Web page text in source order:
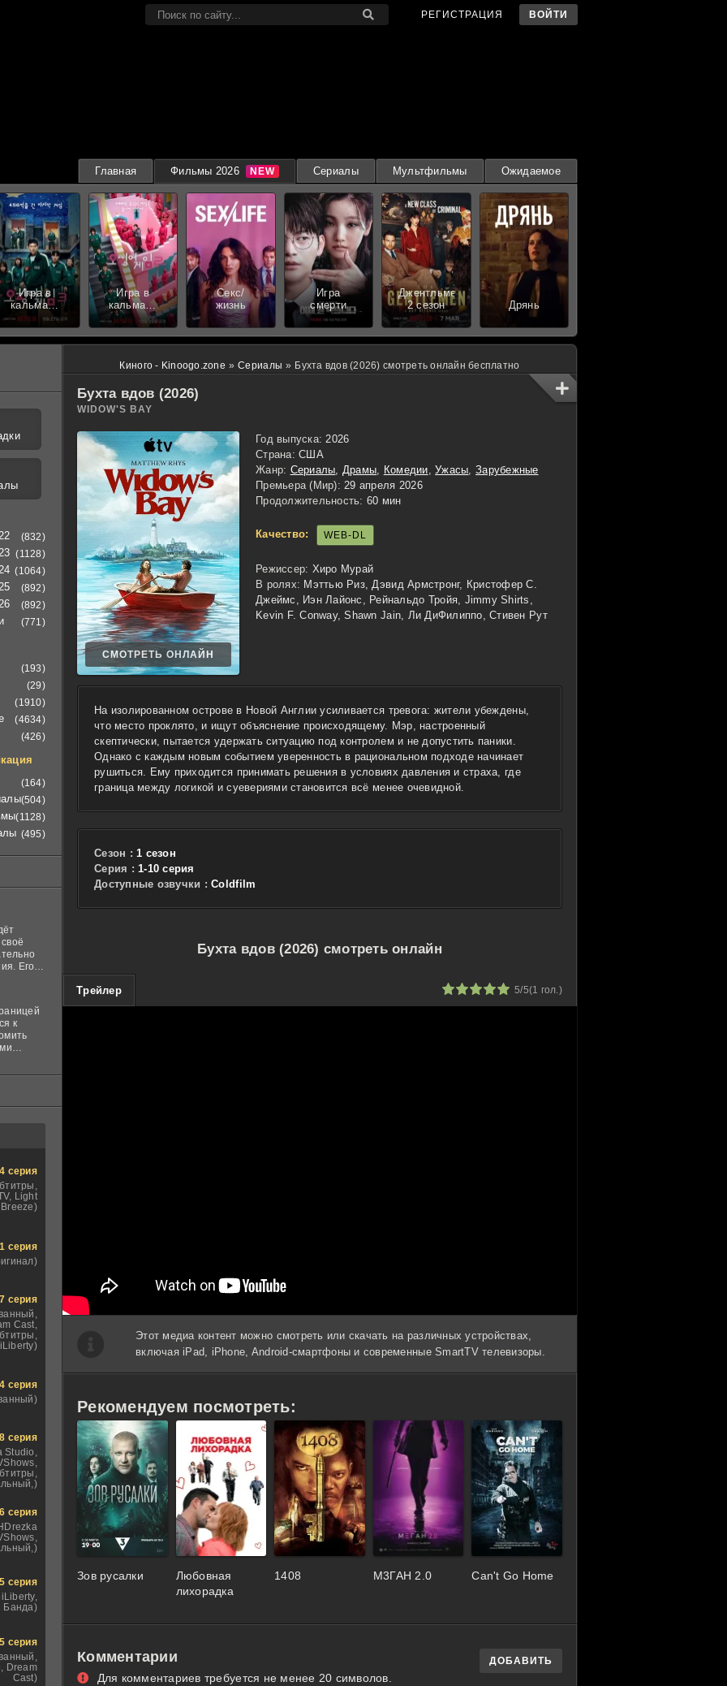
РЕГИСТРАЦИЯ ВОЙТИ
Главная Фильмы 2026 Сериалы Мультфильмы Ожидаемое
Игра в
кальмара
3 сезон
Игра в
кальмара
2 сезон
Секс/
жизнь
Игра
смерти
Джентльмены
2 сезон
Дрянь
Киного - Kinoogo.zone » Сериалы » Бухта вдов (2026) смотреть онлайн бесплатно
Бухта вдов (2026)
WIDOW'S BAY
СМОТРЕТЬ ОНЛАЙН
Год выпуска: 2026
Страна: США
Жанр: Сериалы, Драмы, Комедии,Ужасы, Зарубежные
Премьера (Мир): 29 апреля 2026
Продолжительность: 60 мин
Качество: WEB-DL
Режиссер: Хиро Мурай
В ролях: Мэттью Риз, Дэвид Армстронг, Кристофер С.
Джеймс, Иэн Лайонс, Рейнальдо Тройя, Jimmy Shirts,
Kevin F. Conway, Shawn Jain, Ли ДиФилиппо, Стивен Рут
На изолированном острове в Новой Англии усиливается тревога: жители убеждены,
что место проклято, и ищут объяснение происходящему. Мэр, настроенный
скептически, пытается удержать ситуацию под контролем и не допустить паники.
Однако с каждым новым событием уверенность в рациональном подходе начинает
рушиться. Ему приходится принимать решения в условиях давления и страха, где
граница между логикой и суевериями становится всё менее очевидной.
Сезон : 1 сезон
Cерия : 1-10 серия
Доступные озвучки : Coldfilm
Бухта вдов (2026) смотреть онлайн
Трейлер 5/5(1 гол.)
Этот медиа контент можно смотреть или скачать на различных устройствах,
включая iPad, iPhone, Android-смартфоны и современные SmartTV телевизоры.
Рекомендуем посмотреть:
Зов русалки
Любовная
лихорадка
1408 М3ГАН 2.0 Can't Go Home
Комментарии
Для комментариев требуется не менее 20 символов.
ДОБАВИТЬ
(832)
(1128)
(1064)
(892)
(892)
(771)
(193)
(29)
(1910)
(4634)
(426)
(164)
(504)
(1128)
(495)
Его
в
к
серия
Light
Breeze)
1 серия
7 серия
Cast,
4 серия
8 серия
Studio,
6 серия
5 серия
Банда)
5 серия
Dream
Cast)